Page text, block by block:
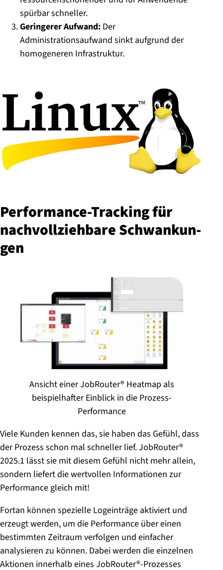
spürbar schneller.
Geringerer Aufwand: Der
Administrationsaufwand sinkt aufgrund der
homogeneren Infrastruktur.
Per­for­mance-Track­ing für
nach­voll­zieh­ba­re Schwan­kun­
gen
Ansicht einer JobRouter® Heatmap als
beispielhafter Einblick in die Prozess-
Performance
Viele Kunden kennen das, sie haben das Gefühl, dass
der Prozess schon mal schneller lief. JobRouter®
2025.1 lässt sie mit diesem Gefühl nicht mehr allein,
sondern liefert die wertvollen Informationen zur
Performance gleich mit!
Fortan können spezielle Logeinträge aktiviert und
erzeugt werden, um die Performance über einen
bestimmten Zeitraum verfolgen und einfacher
analysieren zu können. Dabei werden die einzelnen
Aktionen innerhalb eines JobRouter®-Prozesses